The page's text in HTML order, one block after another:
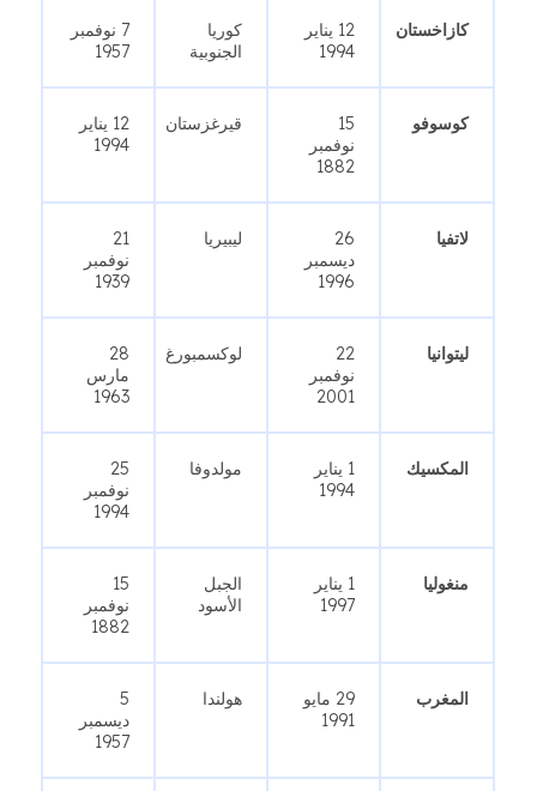
كازاخستان
12 يناير
1994
كوريا
الجنوبية
7 نوفمبر
1957
كوسوفو
15
نوفمبر
1882
قيرغزستان
12 يناير
1994
لاتفيا
26
ديسمبر
1996
ليبيريا
21
نوفمبر
1939
ليتوانيا
22
نوفمبر
2001
لوكسمبورغ
28
مارس
1963
المكسيك
1 يناير
1994
مولدوفا
25
نوفمبر
1994
منغوليا
1 يناير
1997
الجبل
الأسود
15
نوفمبر
1882
المغرب
29 مايو
1991
هولندا
5
ديسمبر
1957